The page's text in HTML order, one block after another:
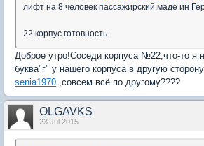
лифт на 8 человек пассажирский,маде ин
22 корпус готовность
Доброе утро!Соседи корпуса №22,что-то я
буква"г" у нашего корпуса в другую
senia1970 ,совсем всё по другому????
OLGAVKS
23 Jul 2015